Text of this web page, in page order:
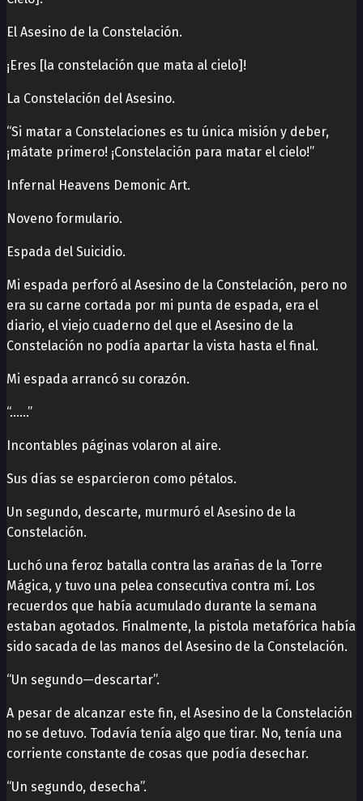
El Asesino de la Constelación.
¡Eres [la constelación que mata al cielo]!
La Constelación del Asesino.
“Si matar a Constelaciones es tu única misión y deber,
¡mátate primero! ¡Constelación para matar el cielo!”
Infernal Heavens Demonic Art.
Noveno formulario.
Espada del Suicidio.
Mi espada perforó al Asesino de la Constelación, pero no
era su carne cortada por mi punta de espada, era el
diario, el viejo cuaderno del que el Asesino de la
Constelación no podía apartar la vista hasta el final.
Mi espada arrancó su corazón.
“……”
Incontables páginas volaron al aire.
Sus días se esparcieron como pétalos.
Un segundo, descarte, murmuró el Asesino de la
Constelación.
Luchó una feroz batalla contra las arañas de la Torre
Mágica, y tuvo una pelea consecutiva contra mí. Los
recuerdos que había acumulado durante la semana
estaban agotados. Finalmente, la pistola metafórica había
sido sacada de las manos del Asesino de la Constelación.
“Un segundo—descartar”.
A pesar de alcanzar este fin, el Asesino de la Constelación
no se detuvo. Todavía tenía algo que tirar. No, tenía una
corriente constante de cosas que podía desechar.
“Un segundo, desecha”.